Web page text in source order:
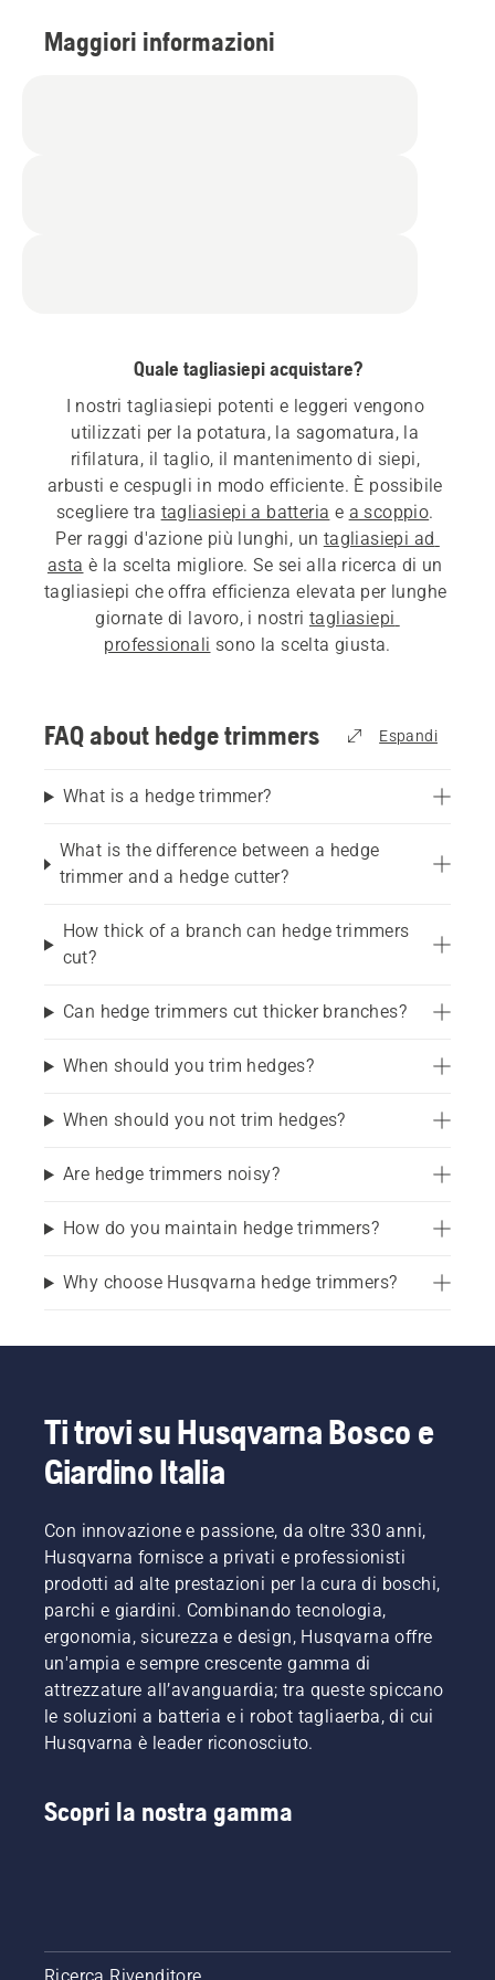
Maggiori informazioni
Quale tagliasiepi acquistare?
I nostri tagliasiepi potenti e leggeri vengono
utilizzati per la potatura, la sagomatura, la
rifilatura, il taglio, il mantenimento di siepi,
arbusti e cespugli in modo efficiente. È possibile
scegliere tra tagliasiepi a batteria e a scoppio.
Per raggi d'azione più lunghi, un tagliasiepi ad
asta è la scelta migliore. Se sei alla ricerca di un
tagliasiepi che offra efficienza elevata per lunghe
giornate di lavoro, i nostri tagliasiepi
professionali sono la scelta giusta.
termine il lavoro. I tagliasiepi a doppia lama
rifinitura e il taglio. Quelli a lama singola sono
lunghe. Puoi scegliere tra diverse lunghezze del
piatto di taglio e trovare il modello più adatto alle
possibile scegliere anche lame di lunghezza
diversa. Consulta la nostra
guida all'acquisto del
FAQ about hedge trimmers Espandi
What is a hedge trimmer?
What is the difference between a hedge
trimmer and a hedge cutter?
How thick of a branch can hedge trimmers
cut?
Can hedge trimmers cut thicker branches?
When should you trim hedges?
When should you not trim hedges?
Are hedge trimmers noisy?
How do you maintain hedge trimmers?
Why choose Husqvarna hedge trimmers?
Ti trovi su Husqvarna Bosco e
Giardino Italia
Con innovazione e passione, da oltre 330 anni,
Husqvarna fornisce a privati e professionisti
prodotti ad alte prestazioni per la cura di boschi,
parchi e giardini. Combinando tecnologia,
ergonomia, sicurezza e design, Husqvarna offre
un'ampia e sempre crescente gamma di
attrezzature all’avanguardia; tra queste spiccano
le soluzioni a batteria e i robot tagliaerba, di cui
Husqvarna è leader riconosciuto.
Scopri la nostra gamma